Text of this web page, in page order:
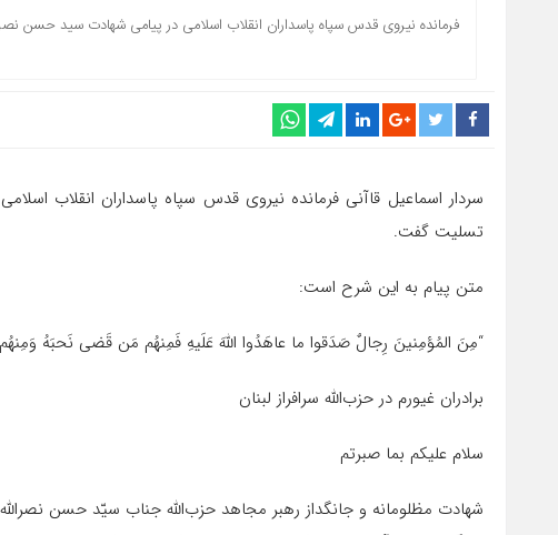
فرمانده نیروی قدس سپاه پاسداران انقلاب اسلامی در پیامی شهادت سید حسن
سردار اسماعیل قاآنی فرمانده نیروی قدس سپاه پاسداران انقلاب
تسلیت گفت.
متن پیام به این شرح است:‌
“مِنَ المُؤمِنینَ رِجالٌ صَدَقوا ما عاهَدُوا اللَّهَ عَلَیهِ فَمِنهُم مَن قَضى نَحبَهُ وَمِنهُم
برادران غیورم در حزب‌الله سرافراز لبنان
سلام علیکم بما صبرتم
شهادت مظلومانه و جانگداز رهبر مجاهد حزب‌الله جناب سیّد حسن